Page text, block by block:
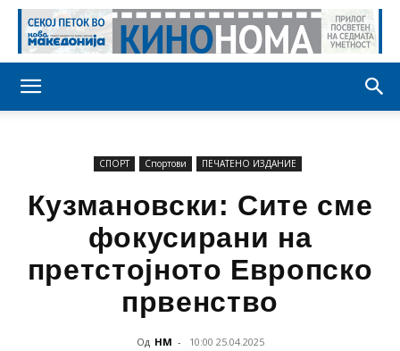
СПОРТ Спортови ПЕЧАТЕНО ИЗДАНИЕ
Кузмановски: Сите сме
фокусирани на
претстојното Европско
првенство
Од НМ - 10:00 25.04.2025